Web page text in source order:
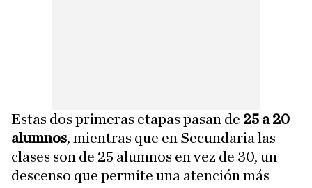
Estas dos primeras etapas pasan de 25 a 20
alumnos, mientras que en Secundaria las
clases son de 25 alumnos en vez de 30, un
descenso que permite una atención más